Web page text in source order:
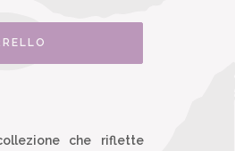
che riflette